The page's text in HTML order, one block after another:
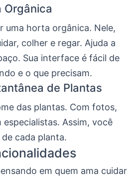
Orgânica
uma horta orgânica. Nele,
colher e regar. Ajuda a
Sua interface é fácil de
e o que precisam.
de Plantas
das plantas. Com fotos,
Assim, você
cada planta.
em quem ama cuidar